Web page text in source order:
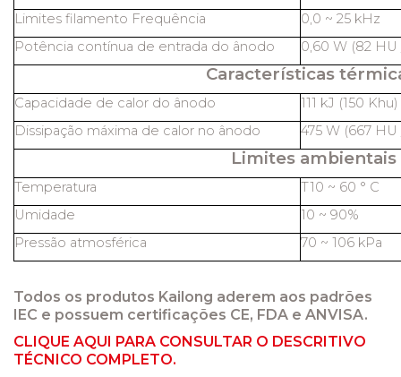
Limites filamento Frequência
0,0 ~ 25 kHz
Potência contínua de entrada do ânodo
0,60 W (82 HU
Características
Capacidade de calor do ânodo
111 kJ (150 Khu)
Dissipação máxima de calor no ânodo
475 W (667 HU
Limites ambientais
Temperatura
T10 ~ 60 ° C
Umidade
10 ~ 90%
Pressão atmosférica
70 ~ 106 kPa
Todos os produtos Kailong aderem aos padrões
IEC e possuem certificações CE, FDA e ANVISA.
CLIQUE AQUI PARA CONSULTAR O DESCRITIVO
TÉCNICO COMPLETO.